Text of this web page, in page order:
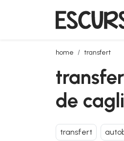
home transfert
transfert aller-
de
transfert